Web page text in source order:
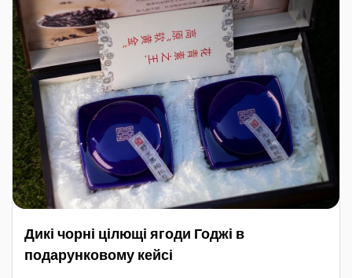
Дикі чорні цілющі ягоди Годжі в
подарунковому кейсі